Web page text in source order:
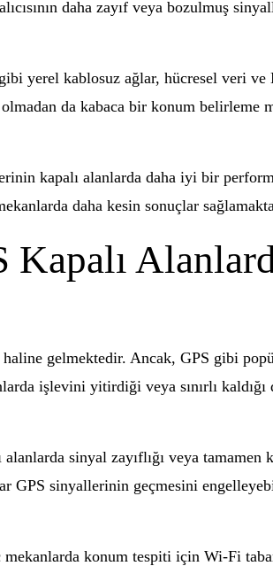
daha zayıf veya bozulmuş
yerel kablosuz ağlar, hücresel veri
da kabaca bir konum belirleme
kapalı alanlarda daha iyi bir
daha kesin sonuçlar
Kapalı
haline gelmektedir. Ancak, GPS gibi
işlevini yitirdiği veya sınırlı kaldığı
sinyal zayıflığı veya tamamen
GPS sinyallerinin geçmesini
konum tespiti için Wi-Fi